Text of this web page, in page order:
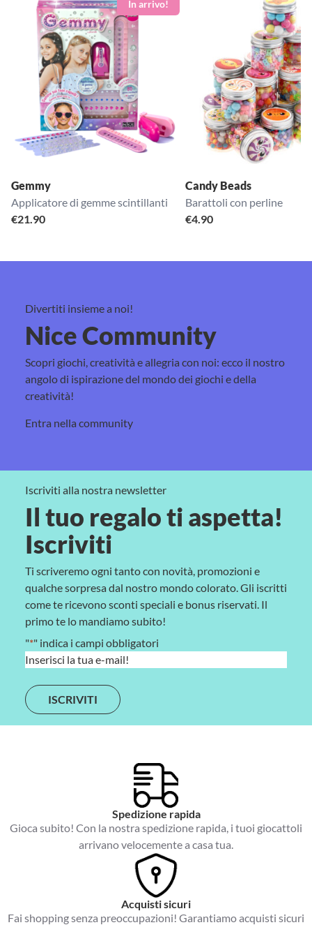
Gemmy
Applicatore di gemme scintillanti
€21.90
Candy Beads
Barattoli con perline
€4.90
Divertiti insieme a noi!
Nice Community
Scopri giochi, creatività e allegria con noi: ecco il nostro
angolo di ispirazione del mondo dei giochi e della
creatività!
Entra nella community
Iscriviti alla nostra newsletter
Il tuo regalo ti aspetta!
Iscriviti
Ti scriveremo ogni tanto con novità, promozioni e
qualche sorpresa dal nostro mondo colorato. Gli iscritti
come te ricevono sconti speciali e bonus riservati. Il
primo te lo mandiamo subito!
"*" indica i campi obbligatori
E
a
i
l
Spedizione rapida
Gioca subito! Con la nostra spedizione rapida, i tuoi giocattoli
arrivano velocemente a casa tua.
Acquisti sicuri
Fai shopping senza preoccupazioni! Garantiamo acquisti sicuri